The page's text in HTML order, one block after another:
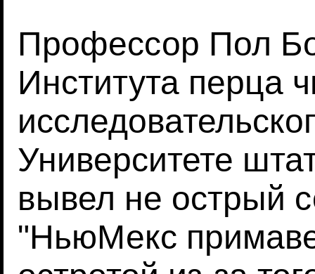
Профессор Пол
Института перца
Университете
вывел не острый
"НьюМекс